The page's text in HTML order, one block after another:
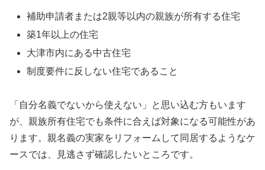
補助申請者または2親等以内の親族が所有する住宅
築1年以上の住宅
大津市内にある中古住宅
制度要件に反しない住宅であること
「自分名義でないから使えない」と思い込む方もいます
が、親族所有住宅でも条件に合えば対象になる可能性があ
ります。親名義の実家をリフォームして同居するようなケ
ースでは、見逃さず確認したいところです。